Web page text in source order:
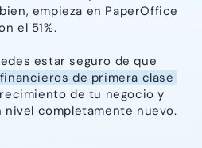
empieza en PaperOffice
el 51%.
estar seguro de que
de primera clase
de tu negocio y
completamente nuevo.